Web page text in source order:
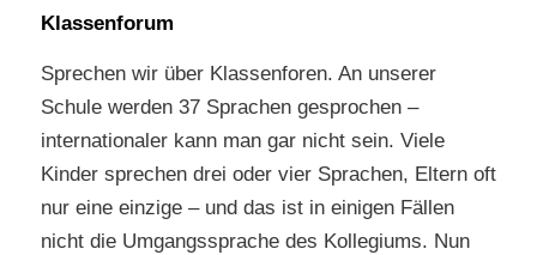
Klassenforum
Sprechen wir über Klassenforen. An unserer
Schule werden 37 Sprachen gesprochen –
internationaler kann man gar nicht sein. Viele
Kinder sprechen drei oder vier Sprachen, Eltern oft
nur eine einzige – und das ist in einigen Fällen
nicht die Umgangssprache des Kollegiums. Nun